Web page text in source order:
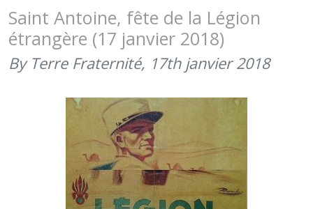
LÉGION
AVRIL
Saint Antoine, fête de la Légion
étrangère (17 janvier 2018)
By Terre Fraternité, 17th janvier 2018